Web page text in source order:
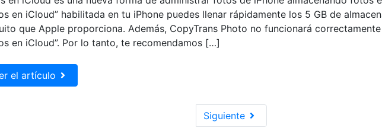
en iCloud” habilitada en tu iPhone puedes llenar rápidamente los 5 GB de
que Apple proporciona. Además, CopyTrans Photo no funcionará
en iCloud”. Por lo tanto, te recomendamos […]
el artículo
Siguiente